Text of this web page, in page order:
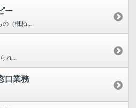
ー
の（概ね...
れ...
口業務